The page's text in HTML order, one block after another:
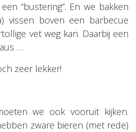
“bustering”. En we bakken
vissen boven een barbecue
vet weg kan. Daarbij een
…
zeer lekker!
we ook vooruit kijken.
zware bieren (met rede)